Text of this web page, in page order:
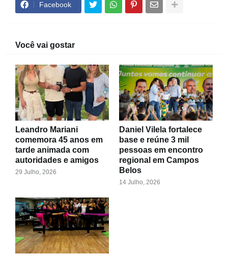
Facebook
Você vai gostar
Leandro Mariani
comemora 45 anos em
tarde animada com
autoridades e amigos
29 Julho, 2026
Daniel Vilela fortalece
base e reúne 3 mil
pessoas em encontro
regional em Campos
Belos
14 Julho, 2026